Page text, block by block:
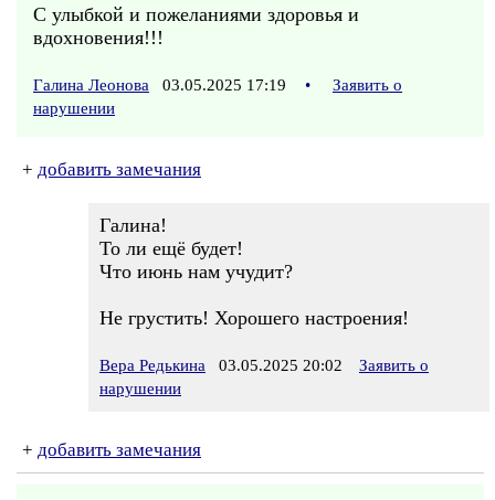
С улыбкой и пожеланиями здоровья и
вдохновения!!!
Галина Леонова 03.05.2025 17:19 •
Заявить о
нарушении
+ добавить замечания
Галина!
То ли ещё будет!
Что июнь нам учудит?
Не грустить! Хорошего настроения!
Вера Редькина 03.05.2025 20:02
Заявить о
нарушении
+ добавить замечания